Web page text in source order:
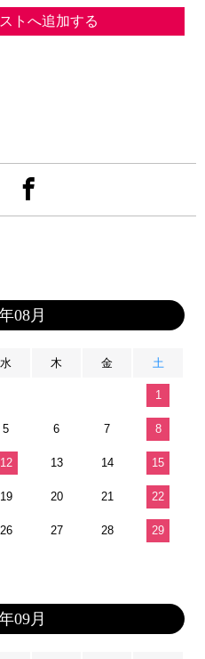
トへ追加する
08月
水 木 金 土
1
5 6 7 8
12 13 14 15
19 20 21 22
26 27 28 29
09月